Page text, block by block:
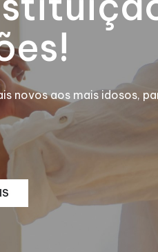
novos aos mais idosos,